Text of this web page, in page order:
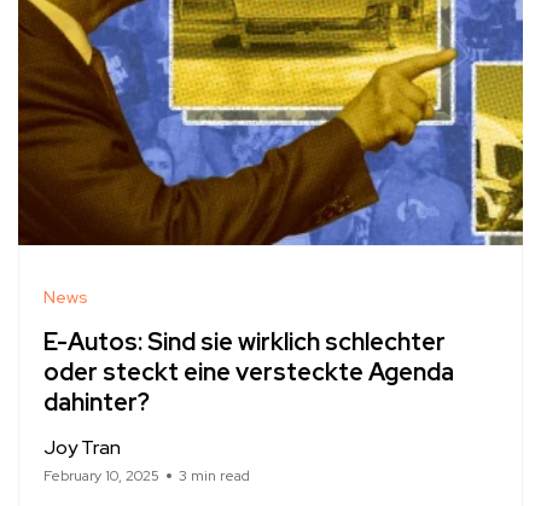
News
E-Autos: Sind sie wirklich schlechter
oder steckt eine versteckte Agenda
dahinter?
Joy Tran
February 10, 2025 3 min read